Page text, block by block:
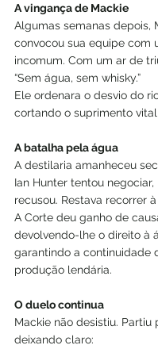
A vingança de Mackie
Algumas semanas depois,
convocou sua equipe com
incomum. Com um ar de
“Sem água, sem whisky.”
Ele ordenara o desvio do
cortando o suprimento
A batalha pela água
A destilaria amanheceu
Ian Hunter tentou
recusou. Restava recorrer
A Corte deu ganho de
devolvendo-lhe o direito à
garantindo a continuidade
produção lendária.
O duelo continua
Mackie não desistiu. Partiu
deixando claro: